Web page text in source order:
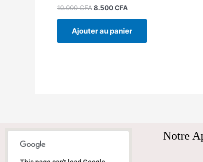
10.000CFA8.500CFA
Ajouter au panier
Notre